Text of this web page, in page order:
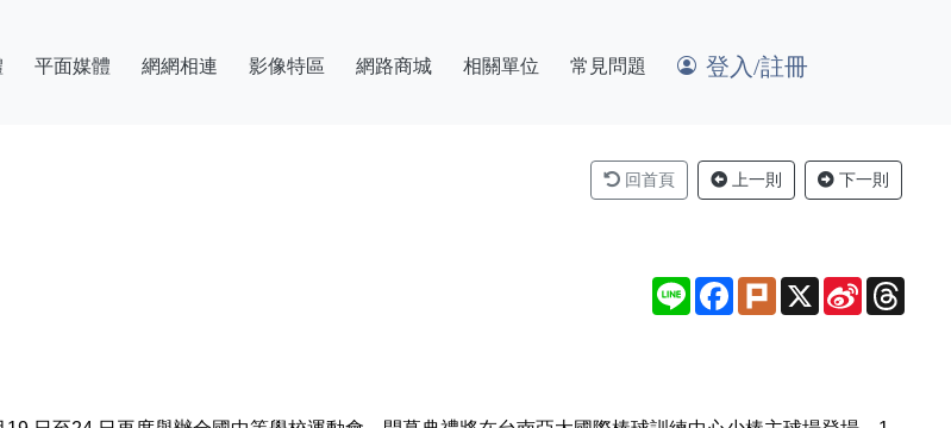
平面媒體 網網相連 影像特區 網路商城 相關單位 常見問題 登入/註冊
回首頁 上一則 下一則
Line Facebook
Plurk X
Sina
Weibo